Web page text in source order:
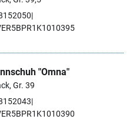
"Omna"
Gr. 39